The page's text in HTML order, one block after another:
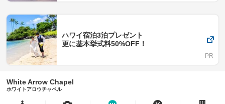
ハワイ宿泊3泊プレゼント
更に基本挙式料50%OFF！
White Arrow Chapel
ホワイトアロウチャペル